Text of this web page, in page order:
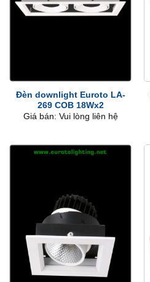
Đèn downlight Euroto LA-
269 COB 18Wx2
Giá bán: Vui lòng liên hệ